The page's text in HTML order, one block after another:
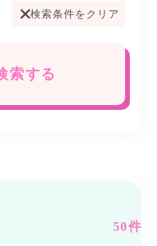
検索条件をクリア
索する
50件